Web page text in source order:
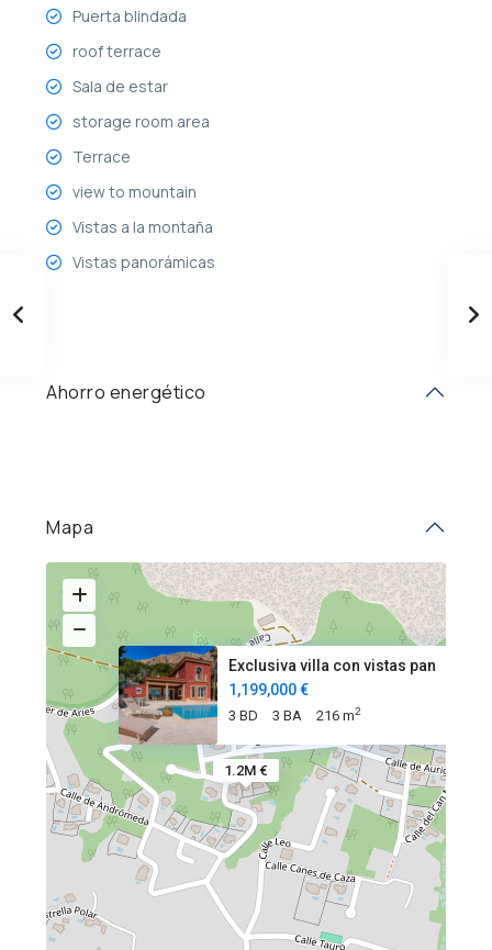
Puerta blindada
roof terrace
Sala de estar
storage room area
Terrace
view to mountain
Vistas a la montaña
Vistas panorámicas
Ahorro energético
Mapa
1.2M €
Exclusiva villa con vistas pan
1,199,000 €
3 BD 3 BA 216 m2